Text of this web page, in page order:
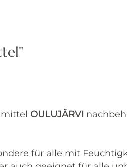
OULUJÄRVI
für alle mit